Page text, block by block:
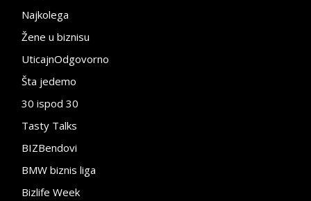
Najkolega
Žene u biznisu
UticajnOdgovorno
Šta jedemo
30 ispod 30
Tasty Talks
BIZBendovi
BMW biznis liga
Bizlife Week